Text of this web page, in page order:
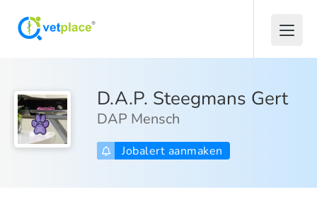
D.A.P. Steegmans Gert
DAP Mensch
Jobalert aanmaken